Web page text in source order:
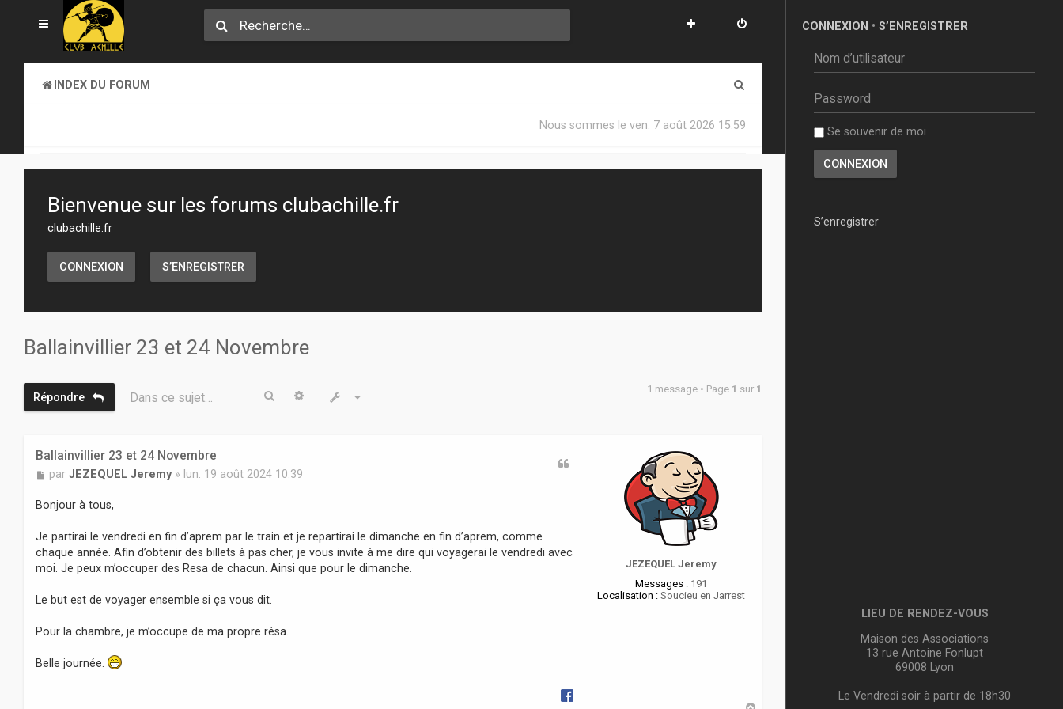
INDEX DU FORUM
Nous sommes le ven. 7 août 2026 15:59
Bienvenue sur les forums clubachille.fr
clubachille.fr
CONNEXION S’ENREGISTRER
Ballainvillier 23 et 24 Novembre
Répondre Dans ce sujet… RechercherRecherche avancée 1 message • Page 1 sur 1
JEZEQUEL Jeremy
Messages : 191
Localisation : Soucieu en Jarrest
Ballainvillier 23 et 24 Novembre
M
s
s
g
e
par JEZEQUEL Jeremy» lun. 19 août 2024 10:39
Bonjour à tous,
Je partirai le vendredi en fin d’aprem par le train et je repartirai le dimanche en fin d’aprem, comme
chaque année. Afin d’obtenir des billets à pas cher, je vous invite à me dire qui voyagerai le vendredi avec
moi. Je peux m’occuper des Resa de chacun. Ainsi que pour le dimanche.
Le but est de voyager ensemble si ça vous dit.
Pour la chambre, je m’occupe de ma propre résa.
Belle journée.
CONNEXION • S’ENREGISTRER
Se souvenir de moi
S’enregistrer
LIEU DE RENDEZ-VOUS
Maison des Associations
13 rue Antoine Fonlupt
69008 Lyon
Le Vendredi soir à partir de 18h30